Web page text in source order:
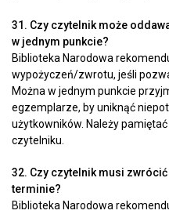
31. Czy czytelnik może
w jednym punkcie?
Biblioteka Narodowa
wypożyczeń/zwrotu, jeśli
Można w jednym punkcie
egzemplarze, by uniknąć
użytkowników. Należy
czytelniku.
32. Czy czytelnik musi
terminie?
Biblioteka Narodowa